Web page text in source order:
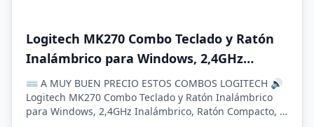
Logitech MK270 Combo Teclado y Ratón
Inalámbrico para Windows, 2,4GHz
Inalámbrico, Ratón Compacto, 8 Teclas
Multimedia y de Acceso Directo, 2 años
de batería, PC, PC Portátil, QWERTY
⌨️ A MUY BUEN PRECIO ESTOS COMBOS LOGITECH 🔊
Logitech MK270 Combo Teclado y Ratón Inalámbrico
para Windows, 2,4GHz Inalámbrico, Ratón Compacto, 8